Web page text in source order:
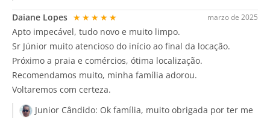
marzo de 2025
Daiane Lopes ★★★★★
Apto impecável, tudo novo e muito limpo.
Sr Júnior muito atencioso do início ao final da locação.
Próximo a praia e comércios, ótima localização.
Recomendamos muito, minha família adorou.
Voltaremos com certeza.
Junior Cândido: Ok família, muito obrigada por ter me